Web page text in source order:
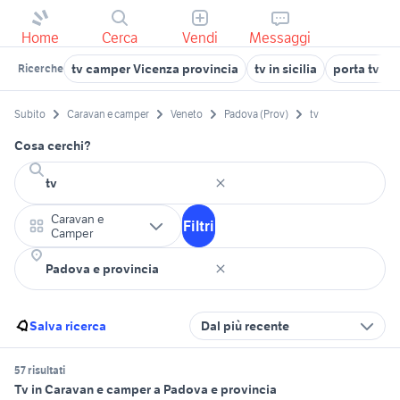
Home Cerca Vendi Messaggi
Ricerche tv camper Vicenza provincia tv in sicilia porta tv
Subito Caravan e camper Veneto Padova (Prov) tv
Cosa cerchi?
Caravan e
Camper
Filtri
Salva ricerca Dal più recente
57 risultati
Tv in Caravan e camper a Padova e provincia